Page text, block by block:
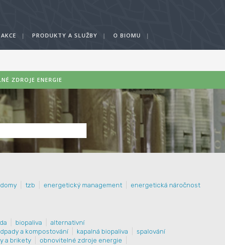
AKCE | PRODUKTY A SLUŽBY | O BIOMU |
ZDROJE ENERGIE
tzb energetický management
energetická náročnost
biopaliva
alternativní
a kompostování kapalná biopaliva
spalování
a brikety obnovitelné zdroje energie